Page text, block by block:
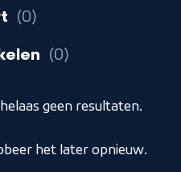
0
0
geen resultaten.
het later opnieuw.